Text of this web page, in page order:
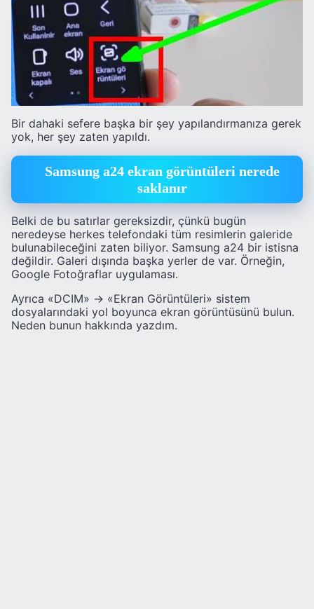
Bir dahaki sefere başka bir şey yapılandırmanıza gerek
yok, her şey zaten yapıldı.
Samsung a24 ekran görüntüleri nerede
saklanır
Belki de bu satırlar gereksizdir, çünkü bugün
neredeyse herkes telefondaki tüm resimlerin galeride
bulunabileceğini zaten biliyor. Samsung a24 bir istisna
değildir. Galeri dışında başka yerler de var. Örneğin,
Google Fotoğraflar uygulaması.
Ayrıca «DCIM» -> «Ekran Görüntüleri» sistem
dosyalarındaki yol boyunca ekran görüntüsünü bulun.
Neden bunun hakkında yazdım.